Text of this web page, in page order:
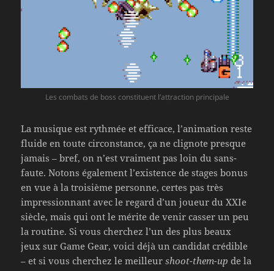
Les combats de boss constituent l’attraction principale
La musique est rythmée et efficace, l’animation reste
fluide en toute circonstance, ça ne clignote presque
jamais – bref, on n’est vraiment pas loin du sans-
faute. Notons également l’existence de stages bonus
en vue à la troisième personne, certes pas très
impressionnant avec le regard d’un joueur du XXIe
siècle, mais qui ont le mérite de venir casser un peu
la routine. Si vous cherchez l’un des plus beaux
jeux sur Game Gear, voici déjà un candidat crédible
– et si vous cherchez le meilleurshoot-them-up de la